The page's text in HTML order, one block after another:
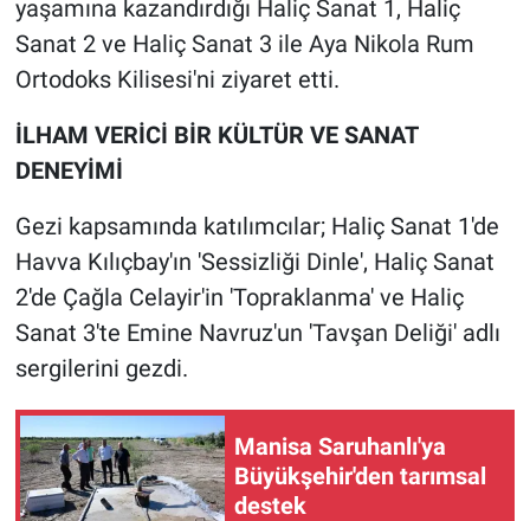
yaşamına kazandırdığı Haliç Sanat 1, Haliç
Sanat 2 ve Haliç Sanat 3 ile Aya Nikola Rum
Ortodoks Kilisesi'ni ziyaret etti.
İLHAM VERİCİ BİR KÜLTÜR VE SANAT
DENEYİMİ
Gezi kapsamında katılımcılar; Haliç Sanat 1'de
Havva Kılıçbay'ın 'Sessizliği Dinle', Haliç Sanat
2'de Çağla Celayir'in 'Topraklanma' ve Haliç
Sanat 3'te Emine Navruz'un 'Tavşan Deliği' adlı
sergilerini gezdi.
Manisa Saruhanlı'ya
Büyükşehir'den tarımsal
destek